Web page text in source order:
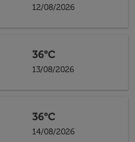
12/08/2026
36°C
13/08/2026
36°C
14/08/2026